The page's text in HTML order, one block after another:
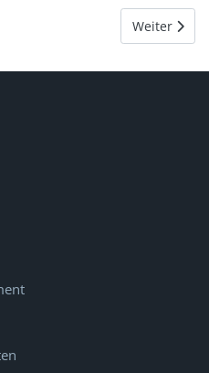
Mathematica Nächster
Weiter